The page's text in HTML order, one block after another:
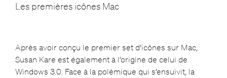
Les premières icônes Mac
Après avoir conçu le premier set d’icônes sur Mac,
Susan Kare est également à l’origine de celui de
Windows 3.0. Face à la polémique qui s’ensuivit, la